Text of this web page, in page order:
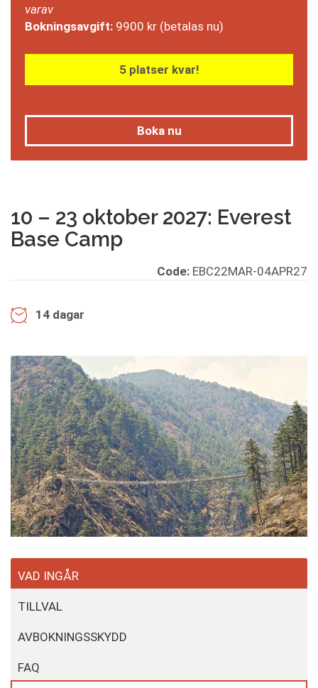
varav
Bokningsavgift: 9900 kr (betalas nu)
5 platser kvar!
Boka nu
10 – 23 oktober 2027: Everest
Base Camp
Code: EBC22MAR-04APR27
14 dagar
VAD INGÅR
TILLVAL
AVBOKNINGSSKYDD
FAQ